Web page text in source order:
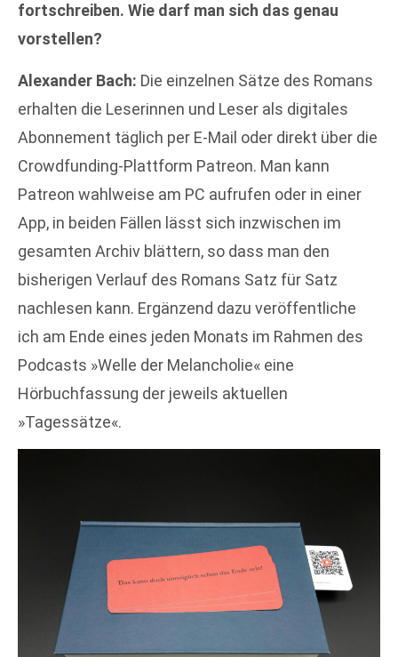
fortschreiben. Wie darf man sich das genau
vorstellen?
Alexander Bach: Die einzelnen Sätze des Romans
erhalten die Leserinnen und Leser als digitales
Abonnement täglich per E-Mail oder direkt über die
Crowdfunding-Plattform Patreon. Man kann
Patreon wahlweise am PC aufrufen oder in einer
App, in beiden Fällen lässt sich inzwischen im
gesamten Archiv blättern, so dass man den
bisherigen Verlauf des Romans Satz für Satz
nachlesen kann. Ergänzend dazu veröffentliche
ich am Ende eines jeden Monats im Rahmen des
Podcasts »Welle der Melancholie« eine
Hörbuchfassung der jeweils aktuellen
»Tagessätze«.